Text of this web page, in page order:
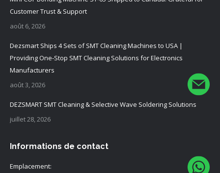
Customer Trust & Support
août 6, 2026
Dezsmart Ships 4 Sets of SMT Cleaning Machines to USA |
Providing One-Stop SMT Cleaning Solutions for Electronics
Manufacturers
août 3, 2026
DEZSMART SMT Cleaning & Selective Wave Soldering Solutions
juillet 28, 2026
Informations de contact
Emplacement: